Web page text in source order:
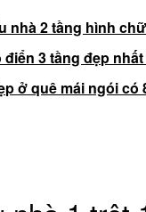
nhà 2 tầng hình
3 tầng đẹp
ở quê mái ngói có